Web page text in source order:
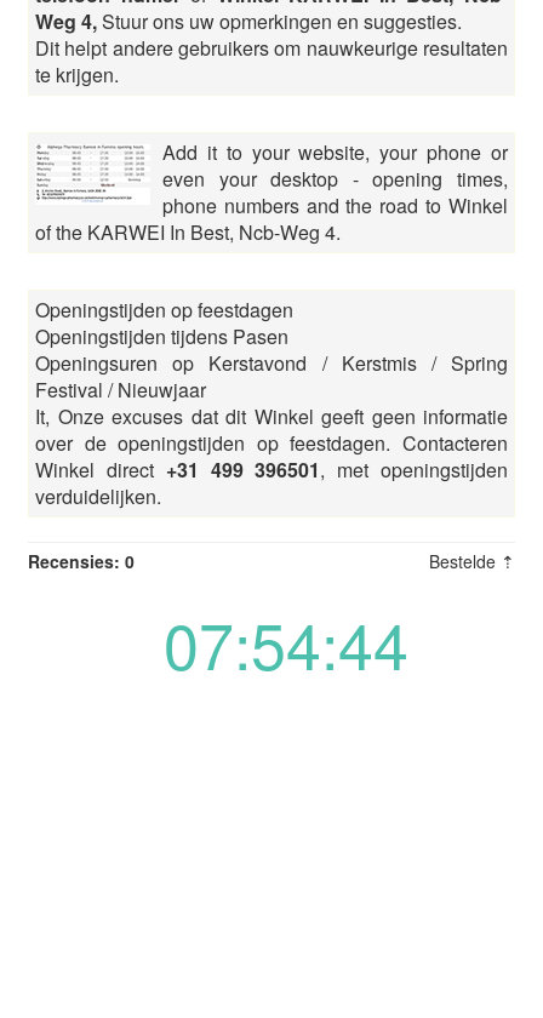
Weg 4,Stuur ons uw opmerkingen en suggesties.
Dit helpt andere gebruikers om nauwkeurige resultaten
te krijgen.
Add it to your website, your phone or
even your desktop - opening times,
phone numbers and the road to Winkel
of the KARWEI In Best, Ncb-Weg 4.
Openingstijden op feestdagen
Openingstijden tijdens Pasen
Openingsuren op Kerstavond / Kerstmis / Spring
Festival / Nieuwjaar
It, Onze excuses dat dit Winkel geeft geen informatie
over de openingstijden op feestdagen. Contacteren
Winkel direct +31 499 396501, met openingstijden
verduidelijken.
Recensies: 0 Bestelde ⇡
07:54:44